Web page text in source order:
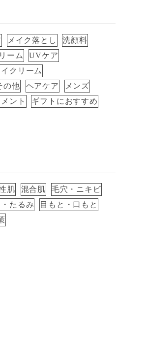
メイク落とし
洗顔料
ーム
UVケア
クリーム
の他
ヘアケア
メンズ
ント
ギフトにおすすめ
肌 混合肌
毛穴・ニキビ
・たるみ
目もと・口もと